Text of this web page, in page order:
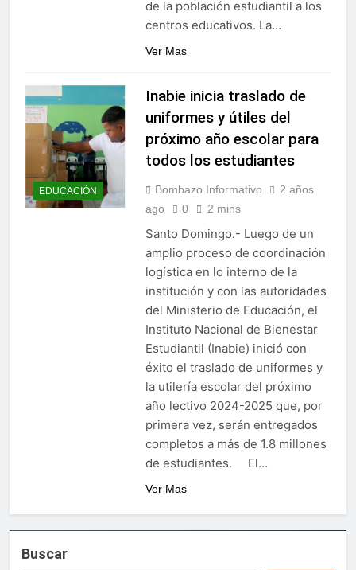
de la población estudiantil a los
centros educativos. La…
Ver Mas
EDUCACIÓN
Inabie inicia traslado de
uniformes y útiles del
próximo año escolar para
todos los estudiantes
Bombazo Informativo
2 años
ago
0 2 mins
Santo Domingo.- Luego de un
amplio proceso de coordinación
logística en lo interno de la
institución y con las autoridades
del Ministerio de Educación, el
Instituto Nacional de Bienestar
Estudiantil (Inabie) inició con
éxito el traslado de uniformes y
la utilería escolar del próximo
año lectivo 2024-2025 que, por
primera vez, serán entregados
completos a más de 1.8 millones
de estudiantes. El…
Ver Mas
Buscar